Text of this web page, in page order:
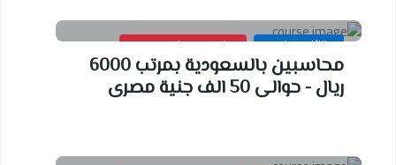
وظائف محاسبين محاسبين ومراجعين خبره
محاسبين بالسعودية بمرتب 6000
ريال - حوالى 50 الف جنية مصرى